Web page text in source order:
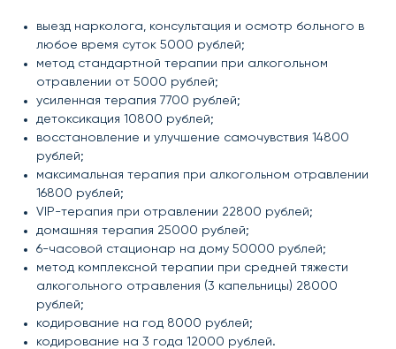
выезд нарколога, консультация и осмотр больного в
любое время суток 5000 рублей;
метод стандартной терапии при алкогольном
отравлении от 5000 рублей;
усиленная терапия 7700 рублей;
детоксикация 10800 рублей;
восстановление и улучшение самочувствия 14800
рублей;
максимальная терапия при алкогольном отравлении
16800 рублей;
VIP-терапия при отравлении 22800 рублей;
домашняя терапия 25000 рублей;
6-часовой стационар на дому 50000 рублей;
метод комплексной терапии при средней тяжести
алкогольного отравления (3 капельницы) 28000
рублей;
кодирование на год 8000 рублей;
кодирование на 3 года 12000 рублей.